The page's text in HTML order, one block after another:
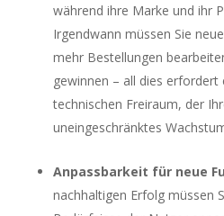
während ihre Marke und ihr
Irgendwann müssen Sie
mehr Bestellungen
gewinnen – all dies erfordert
technischen Freiraum, der
uneingeschränktes
Anpassbarkeit für neue
nachhaltigen Erfolg müssen